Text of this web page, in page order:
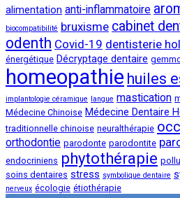
alimentation anti-inflammatoire
biocompatibilité bruxisme cabinet
odenth Covid-19 dentisterie
énergétique Décryptage dentaire
homeopathie huiles
implantologie céramique langue mastication
Médecine Chinoise Médecine Dentaire
traditionnelle chinoise neuralthérapie
orthodontie parodonte parodontite
endocriniens phytothérapie
soins dentaires stress symbolique dentaire
nerveux écologie étiothérapie